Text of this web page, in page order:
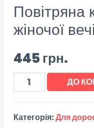
Повітряна
жіночої
445грн.
ДО
Категорія:Для